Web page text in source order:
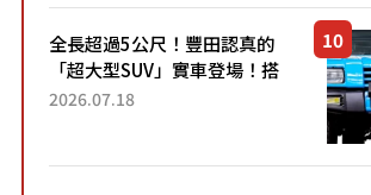
車？...
全長超過5公尺！豐田認真的
「超大型SUV」實車登場！搭
載後輪也會轉向的「四輪轉
「Mega C...
2026.07.18